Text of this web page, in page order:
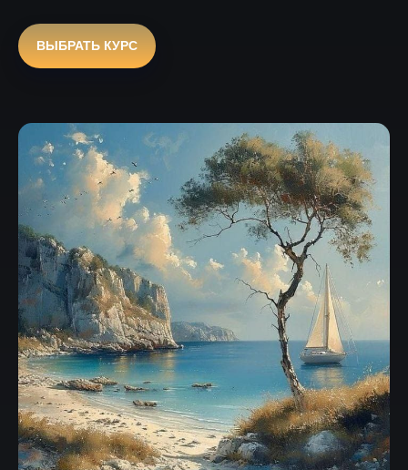
ВЫБРАТЬ КУРС